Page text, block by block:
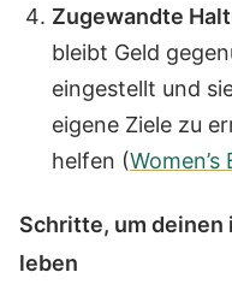
Zugewandte
bleibt Geld
eingestellt und
eigene Ziele zu
helfen (
Schritte, um deinen
leben